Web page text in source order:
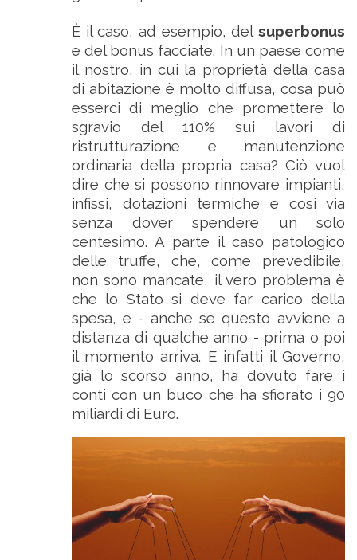
È il caso, ad esempio, del superbonus
e del bonus facciate. In un paese come
il nostro, in cui la proprietà della casa
di abitazione è molto diffusa, cosa può
esserci di meglio che promettere lo
sgravio del 110% sui lavori di
ristrutturazione e manutenzione
ordinaria della propria casa? Ciò vuol
dire che si possono rinnovare impianti,
infissi, dotazioni termiche e così via
senza dover spendere un solo
centesimo. A parte il caso patologico
delle truffe, che, come prevedibile,
non sono mancate, il vero problema è
che lo Stato si deve far carico della
spesa, e - anche se questo avviene a
distanza di qualche anno - prima o poi
il momento arriva. E infatti il Governo,
già lo scorso anno, ha dovuto fare i
conti con un buco che ha sfiorato i 90
miliardi di Euro.